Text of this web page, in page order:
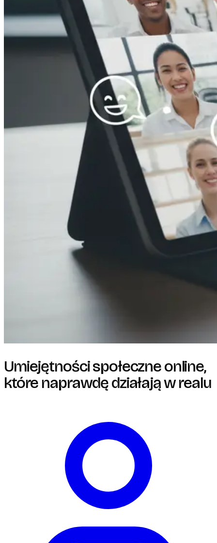
Umiejętności społeczne online,
które naprawdę działają w realu